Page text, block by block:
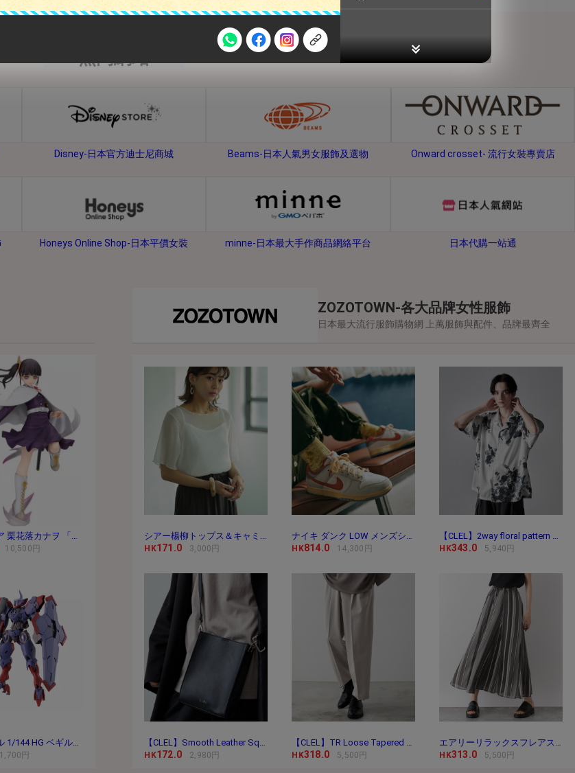
Letao Dollar」至會員帳戶中。
加APP加碼活動，可掃瞄QRcode下載APP。
惠券、住宿券、禮券、儲值卡……等等」、48小時外付款、
，如有變更恕不另行通知，將以官網公告為準。
熱門網站
Disney-日本官方迪士尼商城 Beams-日本人氣男女服飾及選物 Onward crosset- 流行女裝專賣店
Honeys Online Shop-日本平價女裝 minne-日本最大手作商品網絡平台 日本代購一站通
10,500円
プラモデル 1/144 HG ベギルペンデ 「機動戦士ガ
1,700円
ZOZOTOWN-各大品牌女性服飾
日本最大流行服飾購物網 上萬服飾與配件、品牌最齊全
HK171.0 3,000円 HK814.0 14,300円 HK343.0 5,940円
HK172.0 2,980円 HK318.0 5,500円 HK313.0 5,500円